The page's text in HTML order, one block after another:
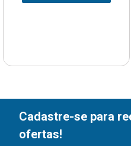
Cadastre-se para
ofertas!